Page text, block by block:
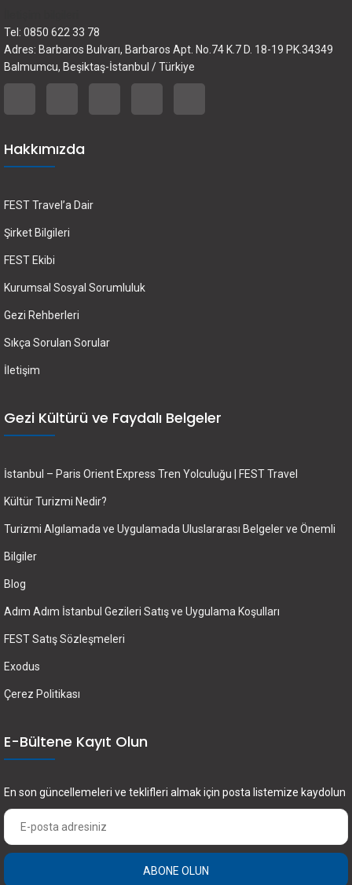
Tel: 0850 622 33 78
Adres: Barbaros Bulvarı, Barbaros Apt. No.74 K.7 D. 18-19 PK.34349
Balmumcu, Beşiktaş-İstanbul / Türkiye
Hakkımızda
FEST Travel’a Dair
Şirket Bilgileri
FEST Ekibi
Kurumsal Sosyal Sorumluluk
Gezi Rehberleri
Sıkça Sorulan Sorular
İletişim
Gezi Kültürü ve Faydalı Belgeler
İstanbul – Paris Orient Express Tren Yolculuğu | FEST Travel
Kültür Turizmi Nedir?
Turizmi Algılamada ve Uygulamada Uluslararası Belgeler ve Önemli
Bilgiler
Blog
Adım Adım İstanbul Gezileri Satış ve Uygulama Koşulları
FEST Satış Sözleşmeleri
Exodus
Çerez Politikası
E-Bültene Kayıt Olun
En son güncellemeleri ve teklifleri almak için posta listemize kaydolun
ABONE OLUN